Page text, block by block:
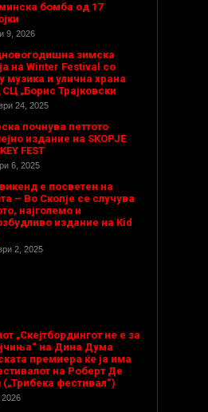
бомба од 17
9, 2026
зимска
на Winter Festival со
музика и улична храна
„Борис Трајковски
24, 2025
почнува петтото
издание на SKOPJE
FEST
6, 2025
е посветен на
– Во Скопје се случува
најголемо и
издание на Kid
2, 2025
„Скејтбордингот не е за
на Дина Дума
премиера ќе ја има
на Роберт Де
фестивал“)
2026